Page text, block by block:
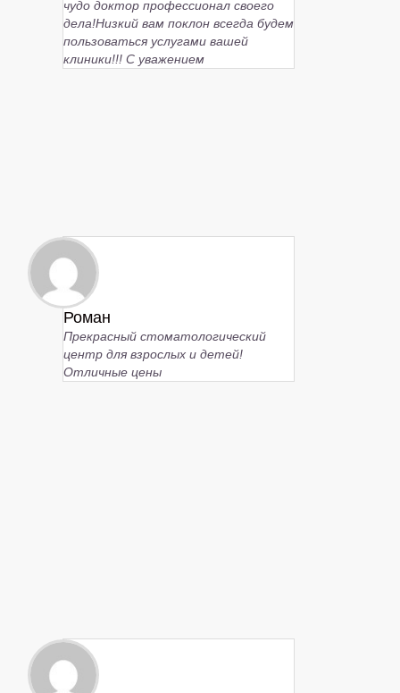
чудо доктор профессионал своего
дела!Низкий вам поклон всегда будем
пользоваться услугами вашей
клиники!!! С уважением
Роман
Прекрасный стоматологический
центр для взрослых и детей!
Отличные цены